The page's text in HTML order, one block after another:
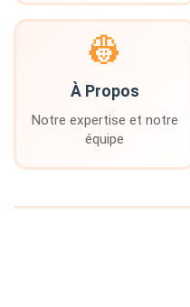
👷
À Propos
Notre expertise et notre
équipe